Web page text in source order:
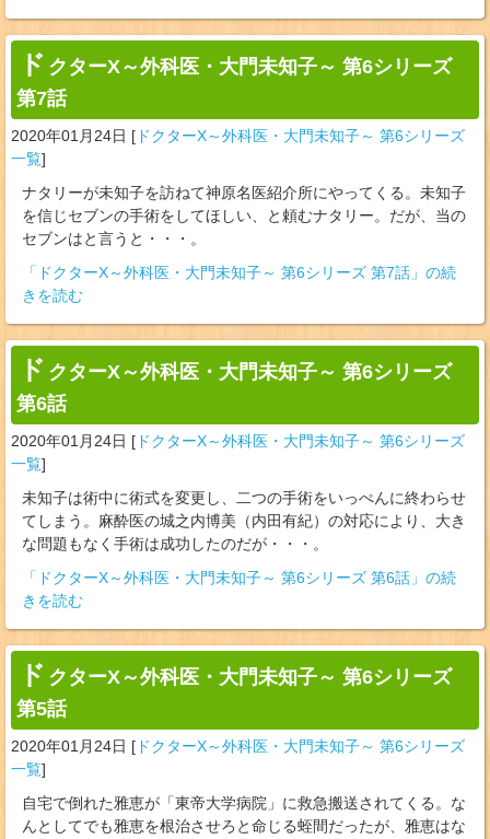
ド クターX～外科医・大門未知子～ 第6シリーズ
第7話
2020年01月24日 [ ドクターX～外科医・大門未知子～ 第6シリーズ
一覧]
ナタリーが未知子を訪ねて神原名医紹介所にやってくる。未知子
を信じセブンの手術をしてほしい、と頼むナタリー。だが、当の
セブンはと言うと・・・。
「ドクターX～外科医・大門未知子～ 第6シリーズ 第7話」の続
きを読む
ド クターX～外科医・大門未知子～ 第6シリーズ
第6話
2020年01月24日 [ ドクターX～外科医・大門未知子～ 第6シリーズ
一覧]
未知子は術中に術式を変更し、二つの手術をいっぺんに終わらせ
てしまう。麻酔医の城之内博美（内田有紀）の対応により、大き
な問題もなく手術は成功したのだが・・・。
「ドクターX～外科医・大門未知子～ 第6シリーズ 第6話」の続
きを読む
ド クターX～外科医・大門未知子～ 第6シリーズ
第5話
2020年01月24日 [ ドクターX～外科医・大門未知子～ 第6シリーズ
一覧]
自宅で倒れた雅恵が「東帝大学病院」に救急搬送されてくる。な
んとしてでも雅恵を根治させろと命じる蛭間だったが、雅恵はな